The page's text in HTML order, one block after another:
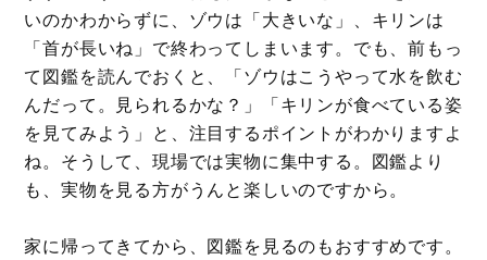
いのかわからずに、ゾウは「大きいな」、キリンは
「首が長いね」で終わってしまいます。でも、前もっ
て図鑑を読んでおくと、「ゾウはこうやって水を飲む
んだって。見られるかな？」「キリンが食べている姿
を見てみよう」と、注目するポイントがわかりますよ
ね。そうして、現場では実物に集中する。図鑑より
も、実物を見る方がうんと楽しいのですから。
家に帰ってきてから、図鑑を見るのもおすすめです。